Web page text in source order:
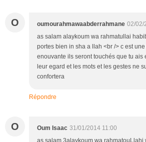
O oumourahmawaabderrahmane 02/02/
as salam alaykoum wa rahmatullai
portes bien in sha a llah <br /> c est
enouvante ils seront touchés que tu ais
leur egard et les mots et les gestes ne
confortera
Répondre
O Oum Isaac 31/01/2014 11:00
as salam 3alaykoum wa rahmatouLlahi